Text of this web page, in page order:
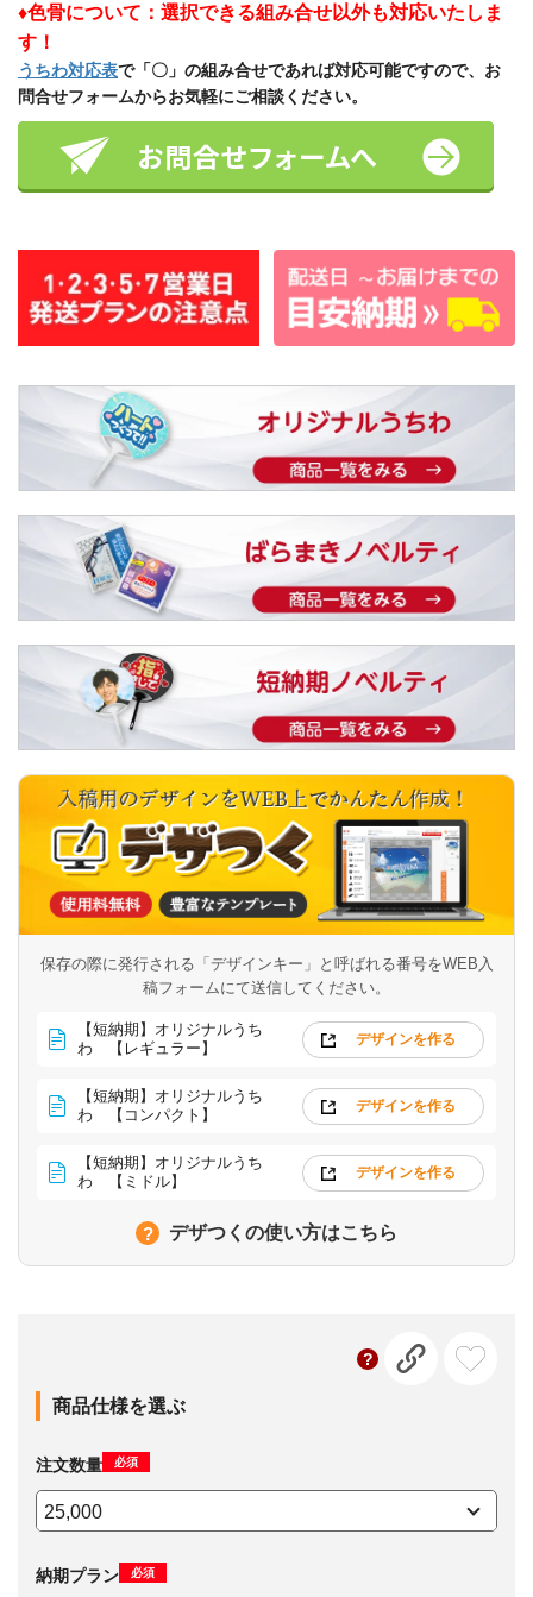
♦色骨について：選択できる組み合せ以外も対応いたしま
す！
うちわ対応表で「〇」の組み合せであれば対応可能ですので、お
問合せフォームからお気軽にご相談ください。
保存の際に発行される「デザインキー」と呼ばれる番号をWEB入
稿フォームにて送信してください。
【短納期】オリジナルうち
わ 【レギュラー】
デザインを作る
【短納期】オリジナルうち
わ 【コンパクト】
デザインを作る
【短納期】オリジナルうち
わ 【ミドル】
デザインを作る
デザつくの使い方はこちら
商品仕様を選ぶ
注文数量 必須
納期プラン 必須